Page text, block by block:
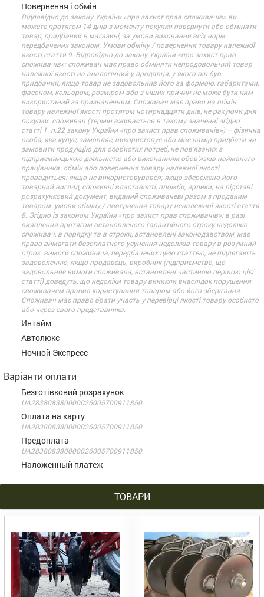
Повернення і обмін
Відповідно до закону України «про захист прав споживачів» ви
можете протягом 14 днів з моменту покупки повернути або обміняти
товар, придбаний в магазині, за умови виконання всіх норм
передбачених законом. Умови обміну / повернення товару належної
якості стаття 9. Відповідно до закону України «про захист прав
споживачів»: споживач має право обміняти непродовольчий товар
належної якості на аналогічний у продавця, у якого він був
придбаний, якщо товар не задовольнив його за формою, габаритами,
фасоном, кольором, розміром або з інших причин не може бути ним
використаний за призначенням. Споживач має право на обмін
товару належної якості протягом чотирнадцяти днів, не рахуючи дня
покупки. споживач (термін вживається в такому значенні згідно
статті 1. п.22 закону України «про захист прав споживачів») – фізична
особа, яка купує, замовляє, використовує або має намір придбати чи
замовити продукцію для особистих потреб, не пов’язаних з
підприємницькою діяльністю або виконанням обов’язків найманого
працівника. обмін або повернення товару належної якості
провадиться: якщо не використовувався; якщо збережено його
товарний вигляд, споживчі властивості, пломби, ярлики; на підставі
розрахунковий документ, виданий споживачеві разом з проданим
товаром. умови обміну / повернення товару неналежної якості стаття
8. Згідно із законом України «про захист прав споживачів»: в разі
виявлення протягом встановленого гарантійного строку недоліків
споживач, в порядку та в строки, встановлені законодавством, має
право вимагати безоплатного усунення недоліків товару в розумний
строк. вимоги споживача, передбачених цією статтею, не підлягають
задоволенню, якщо продавець, виробник (підприємство, що
задовольняє вимоги споживача, встановлені частиною першою цієї
статті) доведуть, що недоліки товару виникли внаслідок порушення
споживачем правил користування товаром або його зберігання.
Споживач має право брати участь у перевірці якості товару особисто
або через свого представника.
Интайм
Автолюкс
Ночной Экспресс
Варіанти оплати
Безготівковий розрахунок
UA283808380000026005700911850
Оплата на карту
UA283808380000026005700911850
Предоплата
UA283808380000026005700911850
Наложенный платеж
ТОВАРИ